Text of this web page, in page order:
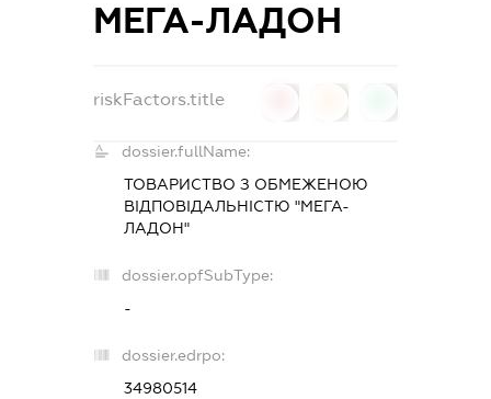
МЕГА-ЛАДОН
riskFactors.title
dossier.fullName:
ТОВАРИСТВО З ОБМЕЖЕНОЮ
ВІДПОВІДАЛЬНІСТЮ "МЕГА-
ЛАДОН"
dossier.opfSubType:
-
dossier.edrpo:
34980514